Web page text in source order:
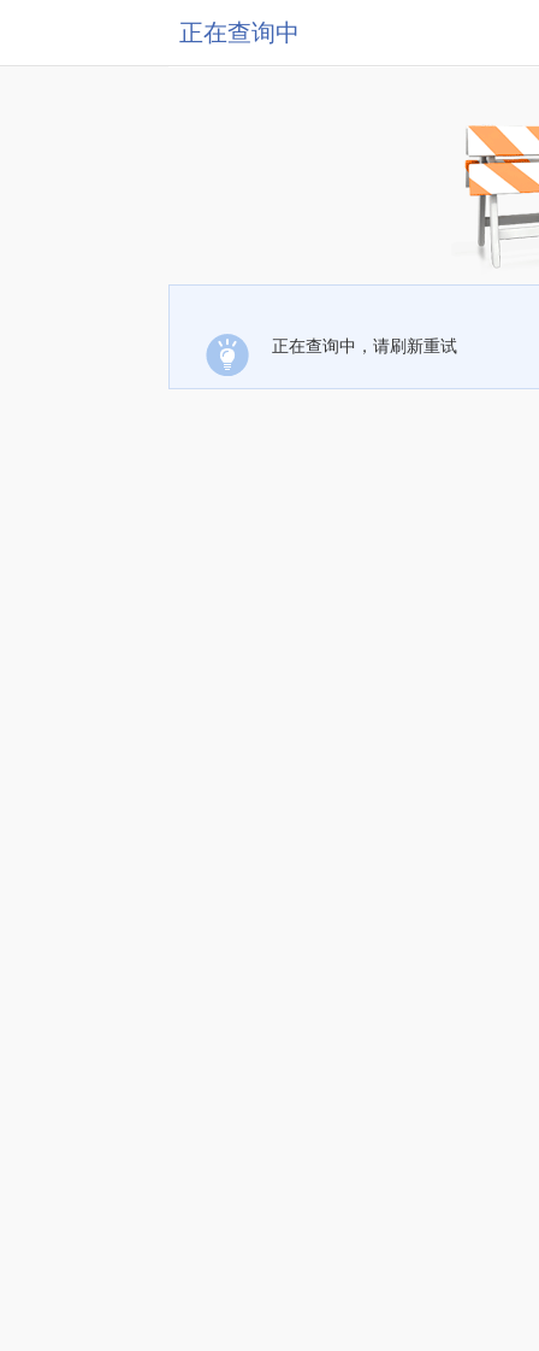
正在查询中
正在查询中，请刷新重试